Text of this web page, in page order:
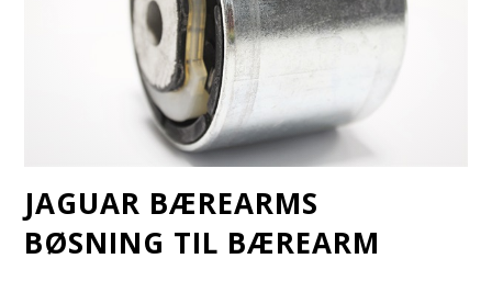
JAGUAR BÆREARMS
BØSNING TIL BÆREARM